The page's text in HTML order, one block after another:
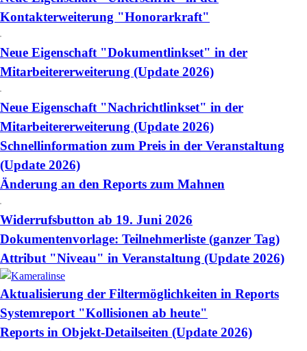
Kontakterweiterung "Honorarkraft"
Neue Eigenschaft "Dokumentlinkset" in der
Mitarbeitererweiterung (Update 2026)
Neue Eigenschaft "Nachrichtlinkset" in der
Mitarbeitererweiterung (Update 2026)
Schnellinformation zum Preis in der Veranstaltung
(Update 2026)
Änderung an den Reports zum Mahnen
Widerrufsbutton ab 19. Juni 2026
Dokumentenvorlage: Teilnehmerliste (ganzer Tag)
Attribut "Niveau" in Veranstaltung (Update 2026)
Aktualisierung der Filtermöglichkeiten in Reports
Systemreport "Kollisionen ab heute"
Reports in Objekt-Detailseiten (Update 2026)